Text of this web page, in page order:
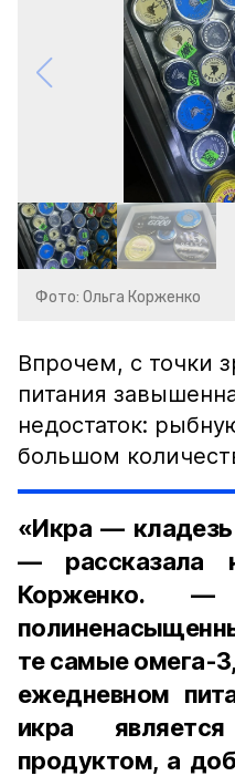
Фото: Ольга Корженко
Впрочем, с точки
питания
недостаток:
большом
«Икра —
— рассказала
Корженко.
те самые омега-
ежедневном
икра
продуктом, а